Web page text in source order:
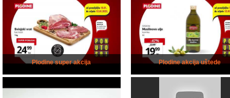
Plodine super akcija Plodine akcija uštede